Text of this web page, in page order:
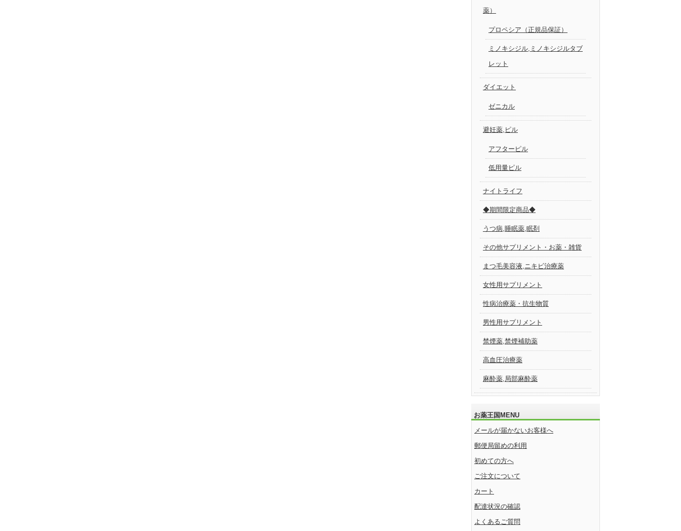
薬）
プロペシア（正規品保証）
ミノキシジル,ミノキシジルタブ
レット
ダイエット
ゼニカル
避妊薬,ピル
アフターピル
低用量ピル
ナイトライフ
◆期間限定商品◆
うつ病,睡眠薬,眠剤
その他サプリメント・お薬・雑貨
まつ毛美容液,ニキビ治療薬
女性用サプリメント
性病治療薬・抗生物質
男性用サプリメント
禁煙薬,禁煙補助薬
高血圧治療薬
麻酔薬,局部麻酔薬
お薬王国MENU
メールが届かないお客様へ
郵便局留めの利用
初めての方へ
ご注文について
カート
配達状況の確認
よくあるご質問